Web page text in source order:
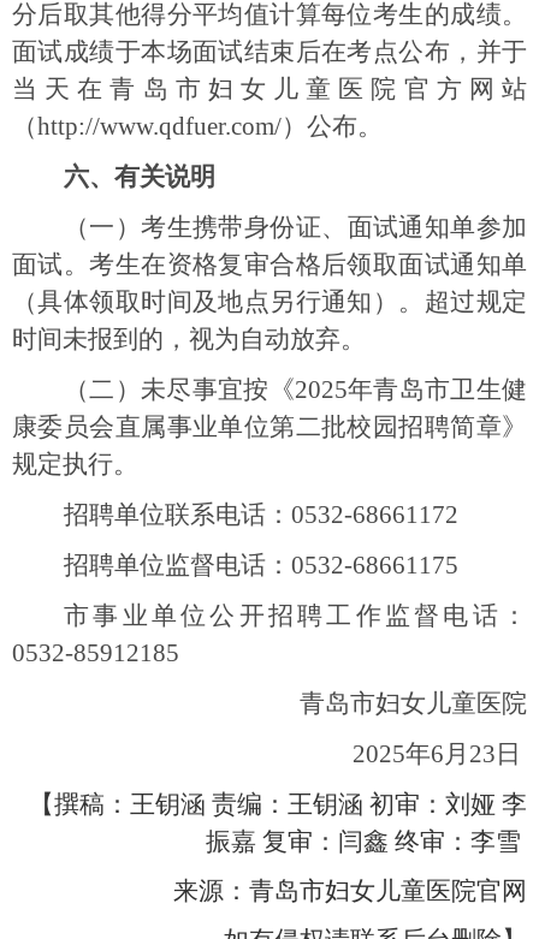
分后取其他得分平均值计算每位考生的成绩。
面试成绩于本场面试结束后在考点公布，并于
当天在青岛市妇女儿童医院官方网站
（http://www.qdfuer.com/）公布。
六、有关说明
（一）考生携带身份证、面试通知单参加
面试。考生在资格复审合格后领取面试通知单
（具体领取时间及地点另行通知）。超过规定
时间未报到的，视为自动放弃。
（二）未尽事宜按《2025年青岛市卫生健
康委员会直属事业单位第二批校园招聘简章》
规定执行。
招聘单位联系电话： 0532-68661172
招聘单位监督电话： 0532-68661175
市事业单位公开招聘工作监督电话：
0532-85912185
青岛市妇女儿童医院
2025年6月 23 日
【撰稿： 王钥涵 责编： 王钥涵 初审：刘娅 李
振嘉 复审：闫鑫 终审：李雪
来源： 青岛市妇女儿童医院官网